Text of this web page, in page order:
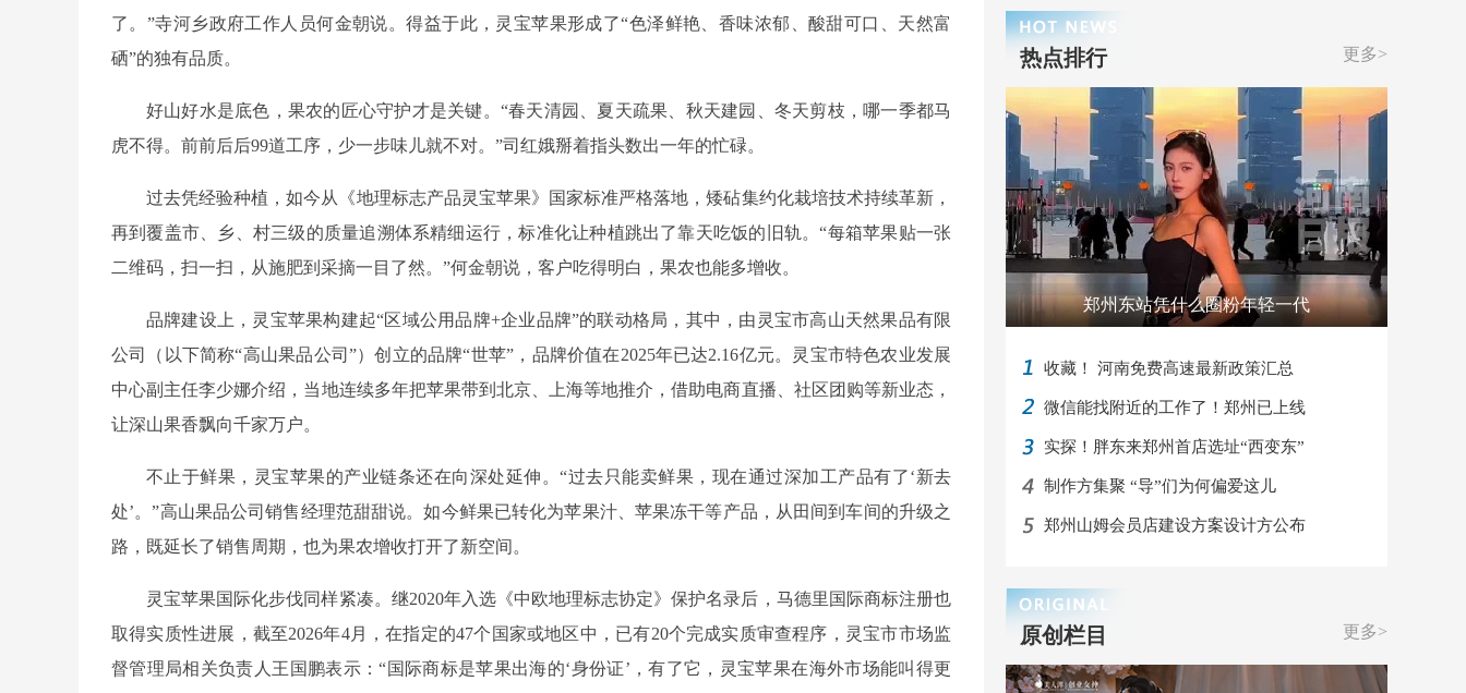
了。”寺河乡政府工作人员何金朝说。得益于此，灵宝苹果形成了“色泽鲜艳、香味浓郁、酸甜可口、天然富
硒”的独有品质。
好山好水是底色，果农的匠心守护才是关键。“春天清园、夏天疏果、秋天建园、冬天剪枝，哪一季都马
虎不得。前前后后99道工序，少一步味儿就不对。”司红娥掰着指头数出一年的忙碌。
过去凭经验种植，如今从《地理标志产品灵宝苹果》国家标准严格落地，矮砧集约化栽培技术持续革新，
再到覆盖市、乡、村三级的质量追溯体系精细运行，标准化让种植跳出了靠天吃饭的旧轨。“每箱苹果贴一张
二维码，扫一扫，从施肥到采摘一目了然。”何金朝说，客户吃得明白，果农也能多增收。
品牌建设上，灵宝苹果构建起“区域公用品牌+企业品牌”的联动格局，其中，由灵宝市高山天然果品有限
公司（以下简称“高山果品公司”）创立的品牌“世苹”，品牌价值在2025年已达2.16亿元。灵宝市特色农业发展
中心副主任李少娜介绍，当地连续多年把苹果带到北京、上海等地推介，借助电商直播、社区团购等新业态，
让深山果香飘向千家万户。
不止于鲜果，灵宝苹果的产业链条还在向深处延伸。“过去只能卖鲜果，现在通过深加工产品有了‘新去
处’。”高山果品公司销售经理范甜甜说。如今鲜果已转化为苹果汁、苹果冻干等产品，从田间到车间的升级之
路，既延长了销售周期，也为果农增收打开了新空间。
灵宝苹果国际化步伐同样紧凑。继2020年入选《中欧地理标志协定》保护名录后，马德里国际商标注册也
取得实质性进展，截至2026年4月，在指定的47个国家或地区中，已有20个完成实质审查程序，灵宝市市场监
督管理局相关负责人王国鹏表示：“国际商标是苹果出海的‘身份证’，有了它，灵宝苹果在海外市场能叫得更
更多>
热点排行
郑州东站凭什么圈粉年轻一代
收藏！ 河南免费高速最新政策汇总
微信能找附近的工作了！郑州已上线
实探！胖东来郑州首店选址“西变东”
制作方集聚 “导”们为何偏爱这儿
郑州山姆会员店建设方案设计方公布
更多>
原创栏目